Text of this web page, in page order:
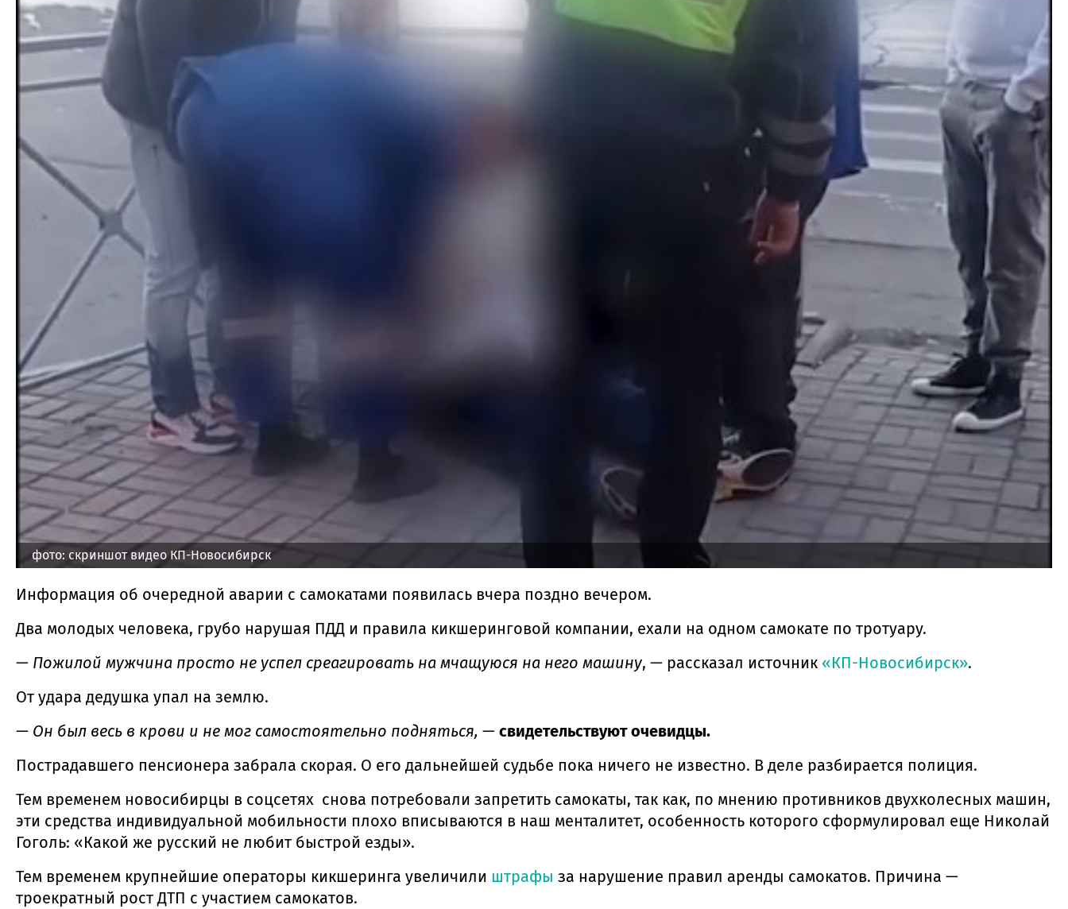
фото: скриншот видео КП-Новосибирск
Информация об очередной аварии с самокатами появилась вчера поздно вечером.
Два молодых человека, грубо нарушая ПДД и правила кикшеринговой компании, ехали на одном самокате по тротуару.
— Пожилой мужчина просто не успел среагировать на мчащуюся на него машину, — рассказал источник «КП-Новосибирск».
От удара дедушка упал на землю.
— Он был весь в крови и не мог самостоятельно подняться, — свидетельствуют очевидцы.
Пострадавшего пенсионера забрала скорая. О его дальнейшей судьбе пока ничего не известно. В деле разбирается полиция.
Тем временем новосибирцы в соцсетях снова потребовали запретить самокаты, так как, по мнению противников двухколесных машин,
эти средства индивидуальной мобильности плохо вписываются в наш менталитет, особенность которого сформулировал еще Николай
Гоголь: «Какой же русский не любит быстрой езды».
Тем временем крупнейшие операторы кикшеринга увеличили штрафы за нарушение правил аренды самокатов. Причина —
троекратный рост ДТП с участием самокатов.